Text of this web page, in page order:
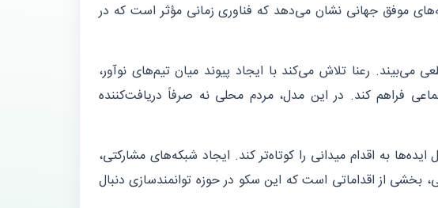
موفق جهانی نشان می‌دهد که فناوری زمانی مؤثر است که در
می‌بیند. رعنا تلاش می‌کند با ایجاد پیوند میان تیم‌های نوآور،
فراهم کند. در این مدل، مردم محلی نه صرفاً دریافت‌کننده
به اقدام میدانی را کوتاه‌تر کند. ایجاد شبکه‌های مشارکتی،
از اقداماتی است که این سکو در حوزه توانمندسازی دنبال